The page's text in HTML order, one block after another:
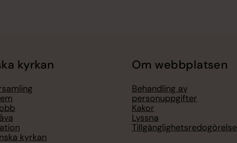
kyrkan
kyrkan
Om webbplatsen
Behandling av
personuppgifter
Kakor
Lyssna
Tillgänglighetsredogörelse